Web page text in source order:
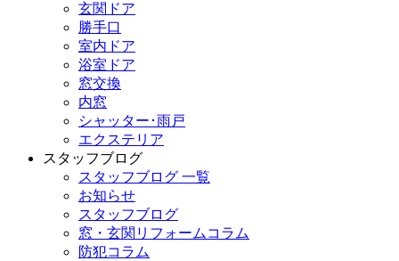
玄関ドア
勝手口
室内ドア
浴室ドア
窓交換
内窓
シャッター･雨戸
エクステリア
スタッフブログ
スタッフブログ 一覧
お知らせ
スタッフブログ
窓・玄関リフォームコラム
防犯コラム